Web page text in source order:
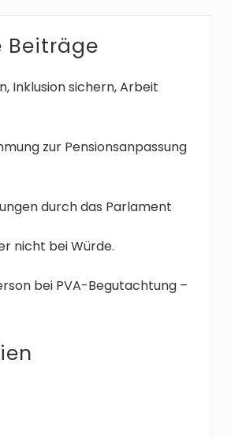
u
e
e
Beiträge
Inklusion sichern, Arbeit
zur Pensionsanpassung
durch das Parlament
nicht bei Würde.
bei PVA-Begutachtung –